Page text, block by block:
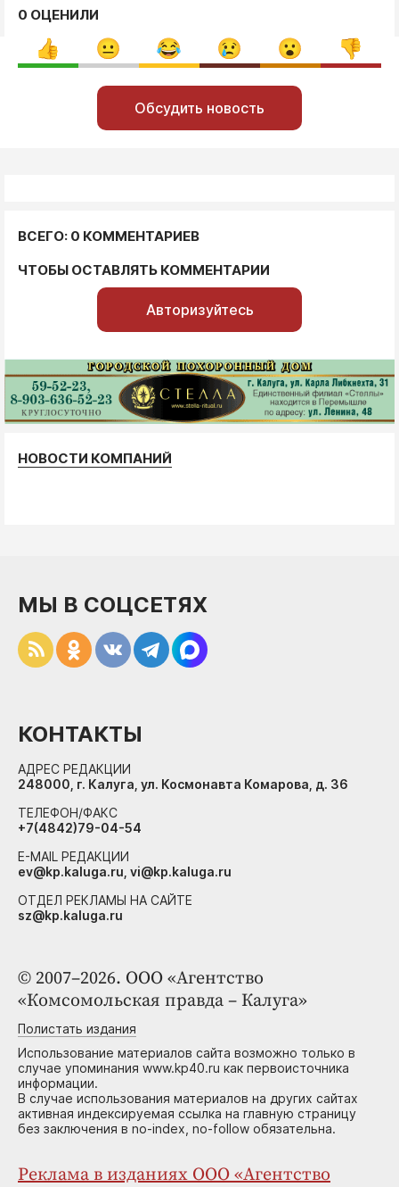
0 ОЦЕНИЛИ
Обсудить новость
ВСЕГО: 0 КОММЕНТАРИЕВ
ЧТОБЫ ОСТАВЛЯТЬ КОММЕНТАРИИ
Авторизуйтесь
НОВОСТИ КОМПАНИЙ
© 2007–2026. ООО «Агентство
«Комсомольская правда – Калуга»
Полистать издания
Использование материалов сайта возможно только в
случае упоминания www.kp40.ru как первоисточника
информации.
В случае использования материалов на других сайтах
активная индексируемая ссылка на главную страницу
без заключения в no-index, no-follow обязательна.
Реклама в изданиях ООО «Агентство
МЫ В СОЦСЕТЯХ
КОНТАКТЫ
АДРЕС РЕДАКЦИИ
248000, г. Калуга, ул. Космонавта Комарова, д. 36
ТЕЛЕФОН/ФАКС
+7(4842)79-04-54
E-MAIL РЕДАКЦИИ
ev@kp.kaluga.ru, vi@kp.kaluga.ru
ОТДЕЛ РЕКЛАМЫ НА САЙТЕ
sz@kp.kaluga.ru